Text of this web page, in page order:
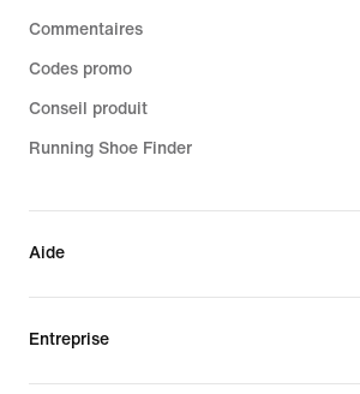
Commentaires
Codes promo
Conseil produit
Running Shoe Finder
Aide
Entreprise